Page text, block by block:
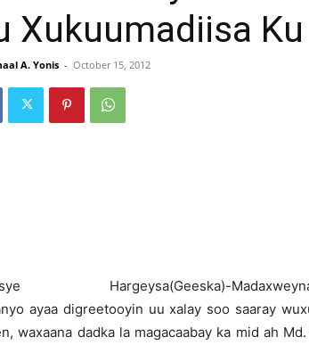
Xukuumadiisa
A. Yonis - October 15, 2012
Hargeysa(Geeska)-
ayaa digreetooyin uu xalay soo saaray
waxaana dadka la magacaabay ka mid ah